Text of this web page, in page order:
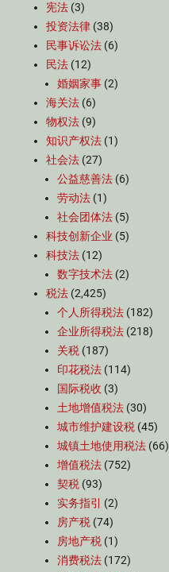
宪法 (3)
投资法律 (38)
民事诉讼法 (6)
民法 (12)
婚姻家事 (2)
海关法 (6)
物权法 (9)
知识产权法 (1)
社会法 (27)
公益慈善法 (6)
劳动法 (1)
社会团体法 (5)
科技创新企业 (5)
科技法 (12)
数字技术法 (2)
税法 (2,425)
个人所得税法 (182)
企业所得税法 (218)
关税 (187)
印花税法 (114)
国际税收 (3)
土地增值税法 (30)
城市维护建设税 (45)
城镇土地使用税法 (66)
增值税法 (752)
契税 (93)
实务指引
(2)
房产税 (74)
房地产税 (1)
消费税法 (172)